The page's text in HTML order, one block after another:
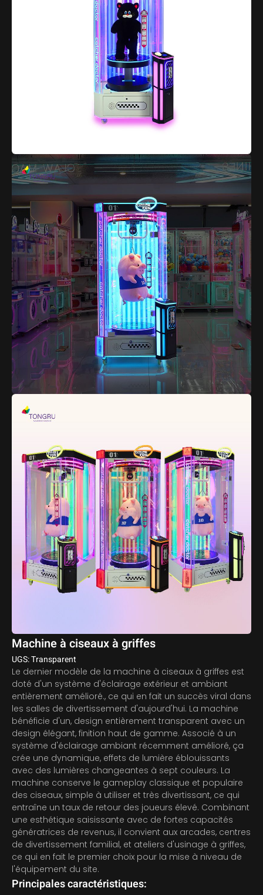
Machine à ciseaux à griffes
UGS: Transparent
Le dernier modèle de la machine à ciseaux à griffes est
doté d'un système d'éclairage extérieur et ambiant
entièrement amélioré., ce qui en fait un succès viral dans
les salles de divertissement d'aujourd'hui. La machine
bénéficie d'un, design entièrement transparent avec un
design élégant, finition haut de gamme. Associé à un
système d'éclairage ambiant récemment amélioré, ça
crée une dynamique, effets de lumière éblouissants
avec des lumières changeantes à sept couleurs. La
machine conserve le gameplay classique et populaire
des ciseaux, simple à utiliser et très divertissant, ce qui
entraîne un taux de retour des joueurs élevé. Combinant
une esthétique saisissante avec de fortes capacités
génératrices de revenus, il convient aux arcades, centres
de divertissement familial, et ateliers d'usinage à griffes,
ce qui en fait le premier choix pour la mise à niveau de
l'équipement du site.
Principales caractéristiques: